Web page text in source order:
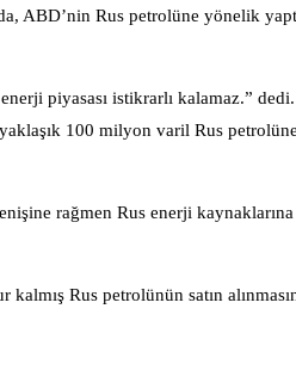
ABD’nin Rus petrolüne yönelik
piyasası istikrarlı kalamaz.”
100 milyon varil Rus
rağmen Rus enerji
Rus petrolünün satın